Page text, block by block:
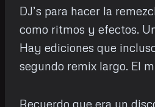
DJ’s para hacer la
como ritmos y efectos.
Hay ediciones que
segundo remix largo. El
Recuerdo que era un